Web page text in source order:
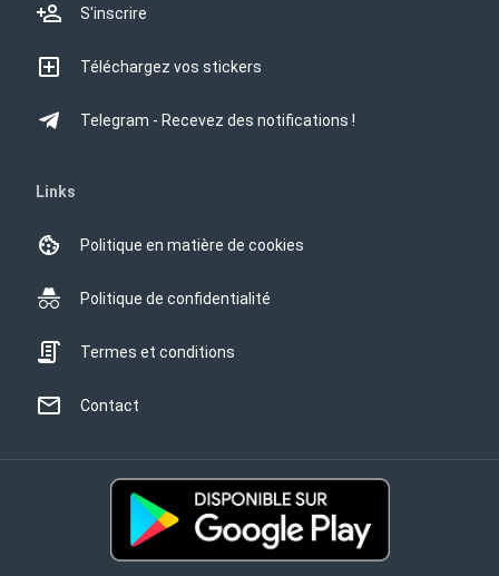
S'inscrire
Téléchargez vos stickers
Telegram - Recevez des notifications !
Links
Politique en matière de cookies
Politique de confidentialité
Termes et conditions
Contact